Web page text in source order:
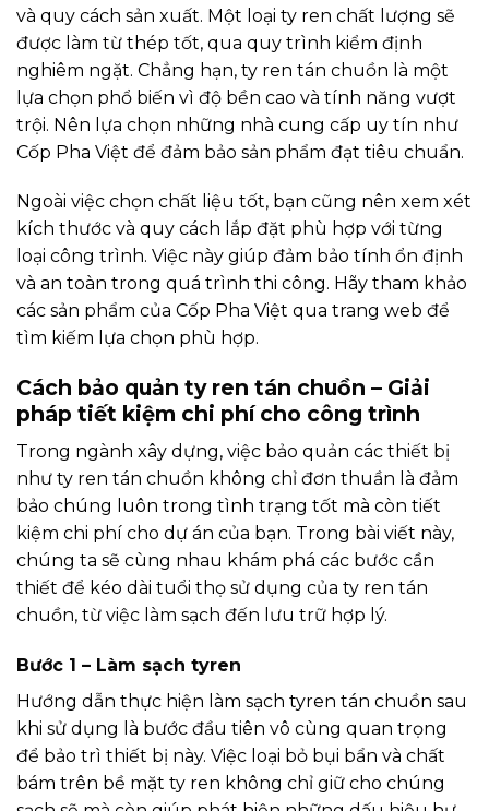
và quy cách sản xuất. Một loại ty ren chất lượng sẽ
được làm từ thép tốt, qua quy trình kiểm định
nghiêm ngặt. Chẳng hạn, ty ren tán chuồn là một
lựa chọn phổ biến vì độ bền cao và tính năng vượt
trội. Nên lựa chọn những nhà cung cấp uy tín như
Cốp Pha Việt để đảm bảo sản phẩm đạt tiêu chuẩn.
Ngoài việc chọn chất liệu tốt, bạn cũng nên xem xét
kích thước và quy cách lắp đặt phù hợp với từng
loại công trình. Việc này giúp đảm bảo tính ổn định
và an toàn trong quá trình thi công. Hãy tham khảo
các sản phẩm của Cốp Pha Việt qua trang web để
tìm kiếm lựa chọn phù hợp.
Cách bảo quản ty ren tán chuồn – Giải
pháp tiết kiệm chi phí cho công trình
Trong ngành xây dựng, việc bảo quản các thiết bị
như ty ren tán chuồn không chỉ đơn thuần là đảm
bảo chúng luôn trong tình trạng tốt mà còn tiết
kiệm chi phí cho dự án của bạn. Trong bài viết này,
chúng ta sẽ cùng nhau khám phá các bước cần
thiết để kéo dài tuổi thọ sử dụng của ty ren tán
chuồn, từ việc làm sạch đến lưu trữ hợp lý.
Bước 1 – Làm sạch tyren
Hướng dẫn thực hiện làm sạch tyren tán chuồn sau
khi sử dụng là bước đầu tiên vô cùng quan trọng
để bảo trì thiết bị này. Việc loại bỏ bụi bẩn và chất
bám trên bề mặt ty ren không chỉ giữ cho chúng